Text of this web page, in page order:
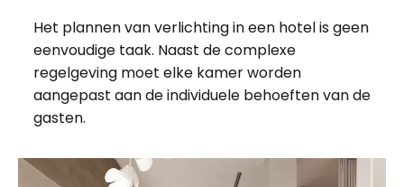
Het plannen van verlichting in een hotel is geen
eenvoudige taak. Naast de complexe
regelgeving moet elke kamer worden
aangepast aan de individuele behoeften van de
gasten.